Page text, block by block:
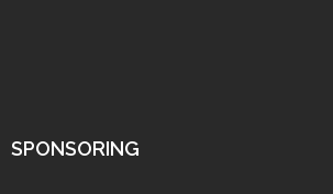
SPONSORING